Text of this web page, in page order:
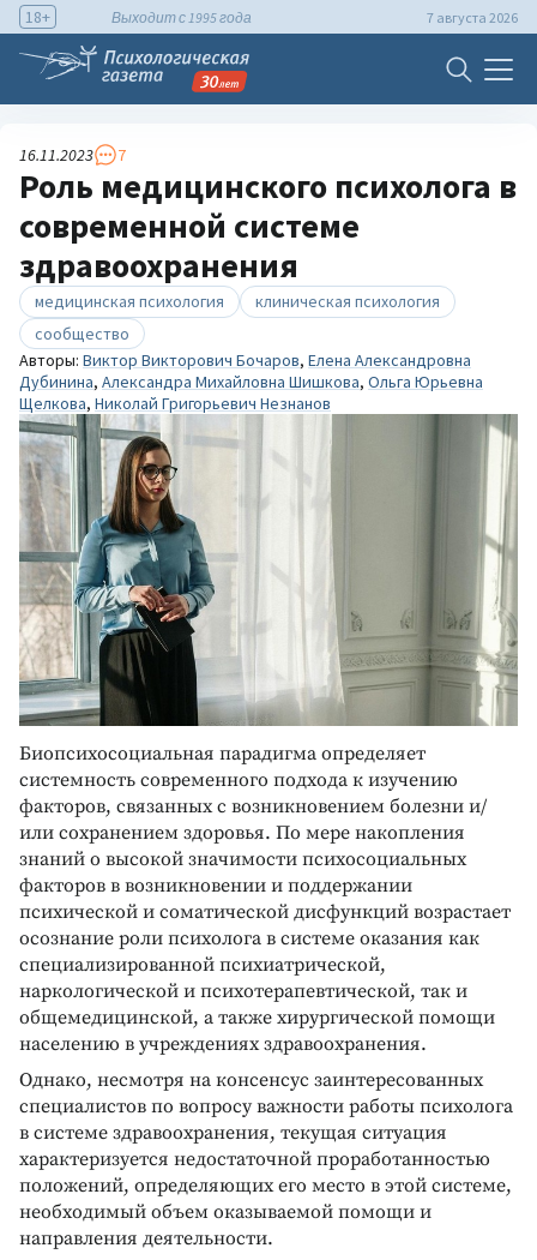
18+ Выходит с 1995 года 7 августа 2026
16.11.2023 7
Роль медицинского психолога в
современной системе
здравоохранения
медицинская психология
клиническая психология
сообщество
Авторы: Виктор Викторович Бочаров, Елена Александровна
Дубинина, Александра Михайловна Шишкова, Ольга Юрьевна
Щелкова, Николай Григорьевич Незнанов
Биопсихосоциальная парадигма определяет
системность современного подхода к изучению
факторов, связанных с возникновением болезни и/
или сохранением здоровья. По мере накопления
знаний о высокой значимости психосоциальных
факторов в возникновении и поддержании
психической и соматической дисфункций возрастает
осознание роли психолога в системе оказания как
специализированной психиатрической,
наркологической и психотерапевтической, так и
общемедицинской, а также хирургической помощи
населению в учреждениях здравоохранения.
Однако, несмотря на консенсус заинтересованных
специалистов по вопросу важности работы психолога
в системе здравоохранения, текущая ситуация
характеризуется недостаточной проработанностью
положений, определяющих его место в этой системе,
необходимый объем оказываемой помощи и
направления деятельности.